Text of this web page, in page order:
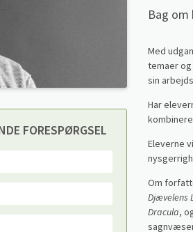
FORESPØRGSEL
Bag om
Med
temaer
sin
Har
Eleverne
Om
Djævelens
Dracula,